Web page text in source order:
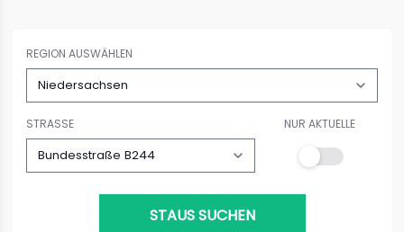
REGION AUSWÄHLEN
STRASSE NUR AKTUELLE
STAUS SUCHEN